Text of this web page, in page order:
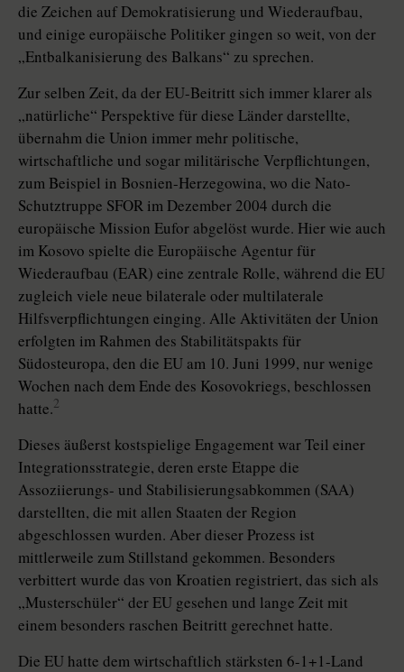
die Zeichen auf Demokratisierung und Wiederaufbau,
und einige europäische Politiker gingen so weit, von der
„Entbalkanisierung des Balkans“ zu sprechen.
Zur selben Zeit, da der EU-Beitritt sich immer klarer als
„natürliche“ Perspektive für diese Länder darstellte,
übernahm die Union immer mehr politische,
wirtschaftliche und sogar militärische Verpflichtungen,
zum Beispiel in Bosnien-Herzegowina, wo die Nato-
Schutztruppe SFOR im Dezember 2004 durch die
europäische Mission Eufor abgelöst wurde. Hier wie auch
im Kosovo spielte die Europäische Agentur für
Wiederaufbau (EAR) eine zentrale Rolle, während die EU
zugleich viele neue bilaterale oder multilaterale
Hilfsverpflichtungen einging. Alle Aktivitäten der Union
erfolgten im Rahmen des Stabilitätspakts für
Südosteuropa, den die EU am 10. Juni 1999, nur wenige
Wochen nach dem Ende des Kosovokriegs, beschlossen
hatte.2
Dieses äußerst kostspielige Engagement war Teil einer
Integrationsstrategie, deren erste Etappe die
Assoziierungs- und Stabilisierungsabkommen (SAA)
darstellten, die mit allen Staaten der Region
abgeschlossen wurden. Aber dieser Prozess ist
mittlerweile zum Stillstand gekommen. Besonders
verbittert wurde das von Kroatien registriert, das sich als
„Musterschüler“ der EU gesehen und lange Zeit mit
einem besonders raschen Beitritt gerechnet hatte.
Die EU hatte dem wirtschaftlich stärksten 6-1+1-Land